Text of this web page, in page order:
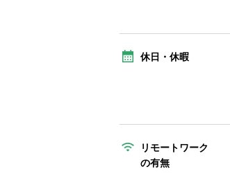
休日・休暇
リモートワーク
の有無